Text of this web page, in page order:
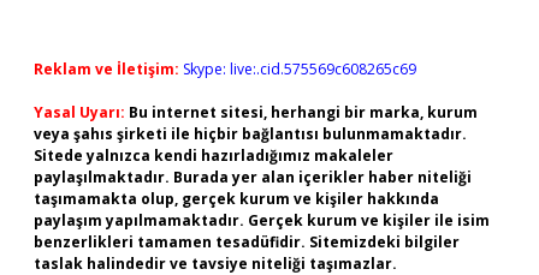
Reklam ve İletişim: Skype: live:.cid.575569c608265c69
Yasal Uyarı: Bu internet sitesi, herhangi bir marka, kurum
veya şahıs şirketi ile hiçbir bağlantısı bulunmamaktadır.
Sitede yalnızca kendi hazırladığımız makaleler
paylaşılmaktadır. Burada yer alan içerikler haber niteliği
taşımamakta olup, gerçek kurum ve kişiler hakkında
paylaşım yapılmamaktadır. Gerçek kurum ve kişiler ile isim
benzerlikleri tamamen tesadüfidir. Sitemizdeki bilgiler
taslak halindedir ve tavsiye niteliği taşımazlar.